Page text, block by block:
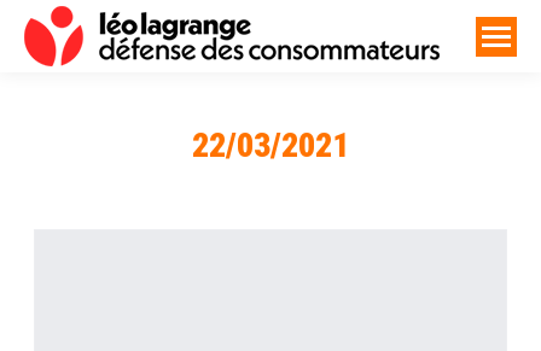
22/03/2021